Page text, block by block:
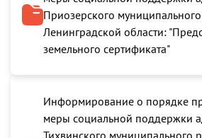
Приозерского
Ленинградской области:
земельного сертификата"
Информирование о порядке
меры социальной поддержки
Тихвинского муниципального